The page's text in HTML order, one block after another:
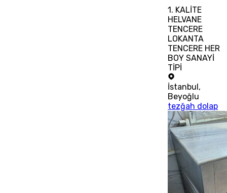
1. KALİTE
HELVANE
TENCERE
LOKANTA
TENCERE HER
BOY SANAYİ
TİPİ
İstanbul,
Beyoğlu
tezğah dolap